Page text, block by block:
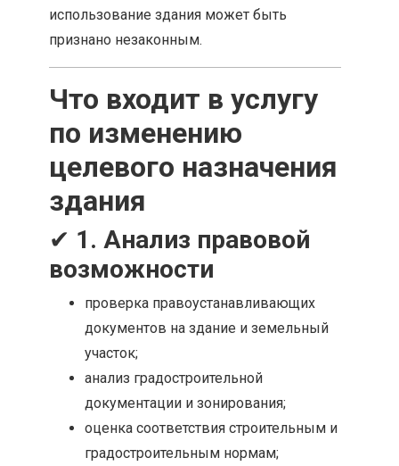
использование здания может быть
признано незаконным.
Что входит в услугу
по изменению
целевого назначения
здания
✔ 1. Анализ правовой
возможности
проверка правоустанавливающих
документов на здание и земельный
участок;
анализ градостроительной
документации и зонирования;
оценка соответствия строительным и
градостроительным нормам;